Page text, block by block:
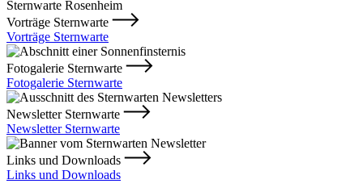
Vorträge Sternwarte
Vorträge Sternwarte
Fotogalerie Sternwarte
Fotogalerie Sternwarte
Newsletter Sternwarte
Newsletter Sternwarte
Links und Downloads
Links und Downloads